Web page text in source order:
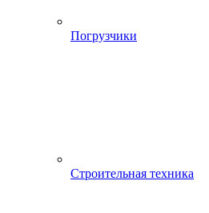
Погрузчики
Строительная техника